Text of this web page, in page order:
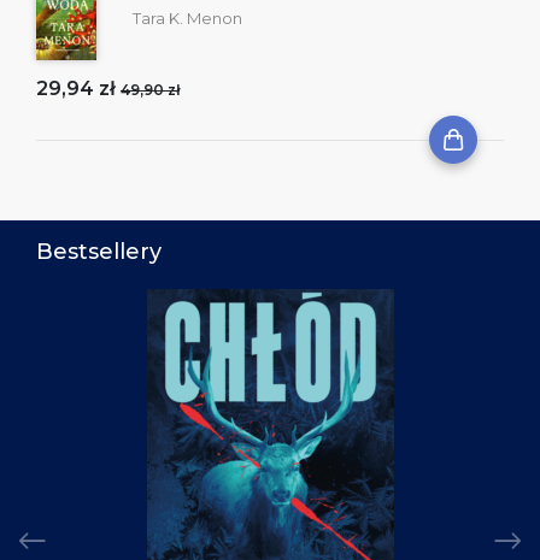
Tara K. Menon
29,94 zł 49,90 zł
Bestsellery